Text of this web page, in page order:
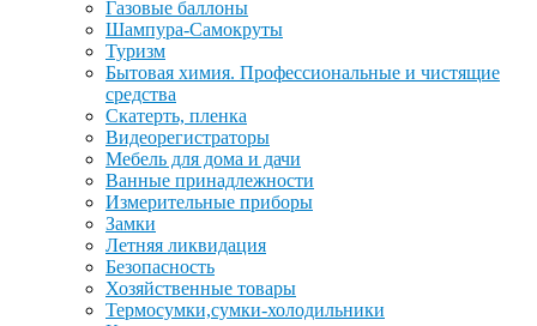
Газовые баллоны
Шампура-Самокруты
Туризм
Бытовая химия. Профессиональные и чистящие
средства
Скатерть, пленка
Видеорегистраторы
Мебель для дома и дачи
Ванные принадлежности
Измерительные приборы
Замки
Летняя ликвидация
Безопасность
Хозяйственные товары
Термосумки,сумки-холодильники